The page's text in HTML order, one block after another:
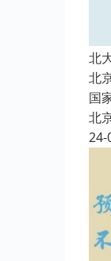
北
北
国
北
24-